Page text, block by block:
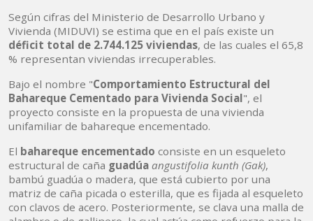
Según cifras del Ministerio de Desarrollo Urbano y
Vivienda (MIDUVI) se estima que en el país existe un
déficit total de 2.744.125 viviendas, de las cuales el 65,8
% representan viviendas irrecuperables.
Bajo el nombre "Comportamiento Estructural del
Bahareque Cementado para Vivienda Social", el
proyecto consiste en la propuesta de una vivienda
unifamiliar de bahareque encementado.
El bahareque encementado consiste en un esqueleto
estructural de caña guadúa angustifolia kunth (Gak),
bambú guadúa o madera, que está cubierto por una
matriz de caña picada o esterilla, que es fijada al esqueleto
con clavos de acero. Posteriormente, se clava una malla de